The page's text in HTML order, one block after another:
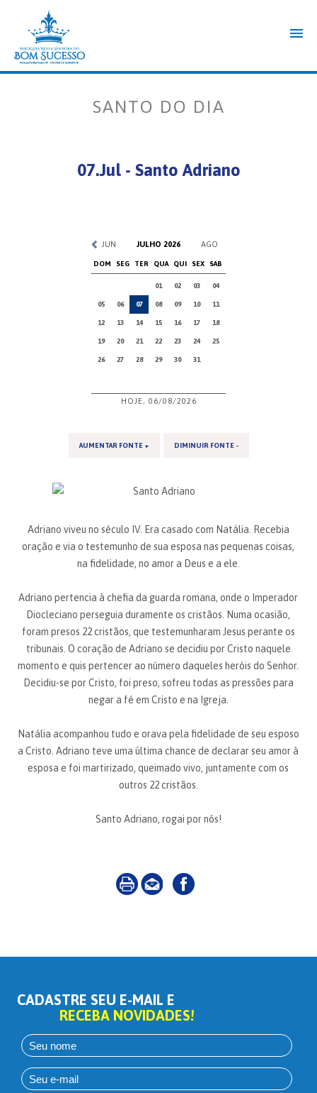
SANTO DO DIA
07.Jul - Santo Adriano
JUN JULHO 2026 AGO
DOM SEG TER QUA QUI SEX SAB
01 02 03 04
05 06 07 08 09 10 11
12 13 14 15 16 17 18
19 20 21 22 23 24 25
26 27 28 29 30 31
HOJE, 06/08/2026
AUMENTAR FONTE + DIMINUIR FONTE -
Adriano viveu no século IV. Era casado com Natália. Recebia
oração e via o testemunho de sua esposa nas pequenas coisas,
na fidelidade, no amor a Deus e a ele.
Adriano pertencia à chefia da guarda romana, onde o Imperador
Diocleciano perseguia duramente os cristãos. Numa ocasião,
foram presos 22 cristãos, que testemunharam Jesus perante os
tribunais. O coração de Adriano se decidiu por Cristo naquele
momento e quis pertencer ao número daqueles heróis do Senhor.
Decidiu-se por Cristo, foi preso, sofreu todas as pressões para
negar a fé em Cristo e na Igreja.
Natália acompanhou tudo e orava pela fidelidade de seu esposo
a Cristo. Adriano teve uma última chance de declarar seu amor à
esposa e foi martirizado, queimado vivo, juntamente com os
outros 22 cristãos.
Santo Adriano, rogai por nós!
CADASTRE SEU E-MAIL E
RECEBA NOVIDADES!